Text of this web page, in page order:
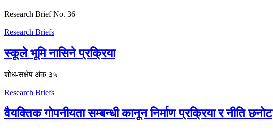
Research Brief No. 36
Research Briefs
स्कूले भूमि नासिने प्रक्रिया
शोध-स‌क्षेप अंक ३५
Research Briefs
वैयक्तिक गोपनीयता सम्बन्धी कानून निर्माण प्रक्रिया र नीति छनोट